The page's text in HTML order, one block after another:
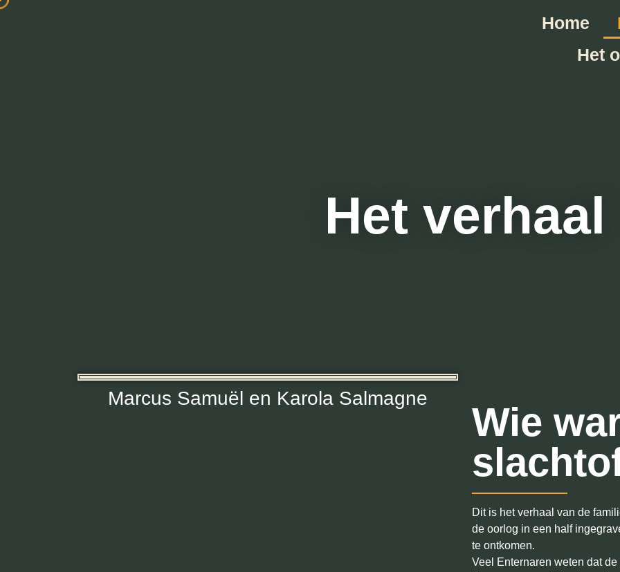
Home
Het
Het verhaal
Marcus Samuël en Karola Salmagne
Wie
Dit is het verhaal van de
de oorlog in een half
te ontkomen.
Veel Enternaren weten dat